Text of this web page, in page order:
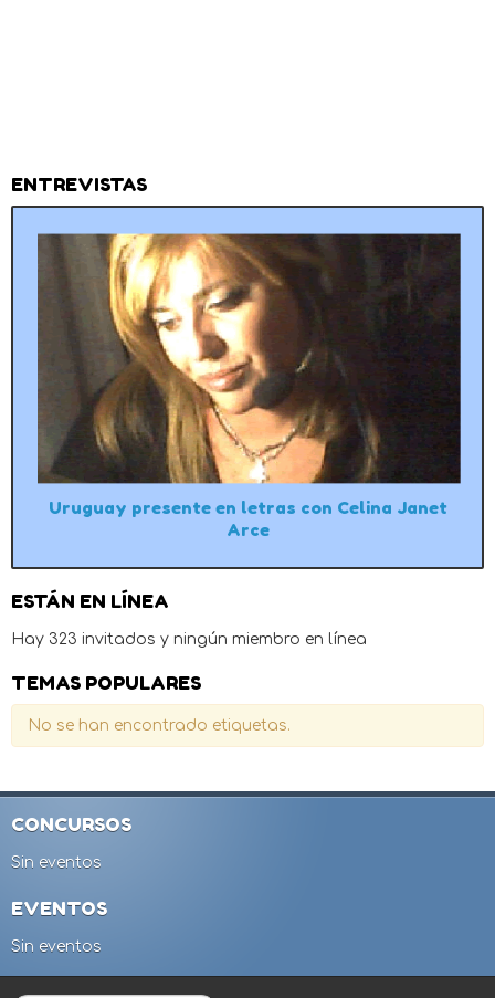
ENTREVISTAS
Uruguay presente en letras con Celina Janet
Arce
ESTÁN EN LÍNEA
Hay 323 invitados y ningún miembro en línea
TEMAS POPULARES
No se han encontrado etiquetas.
CONCURSOS
Sin eventos
EVENTOS
Sin eventos